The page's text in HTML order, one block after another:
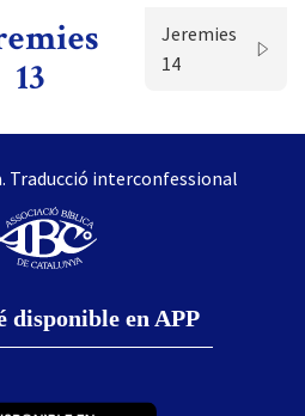
13
Jeremies
14
Traducció interconfessional
disponible en APP